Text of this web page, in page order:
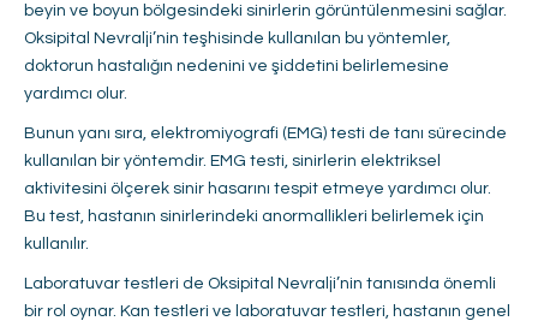
beyin ve boyun bölgesindeki sinirlerin görüntülenmesini sağlar.
Oksipital Nevralji’nin teşhisinde kullanılan bu yöntemler,
doktorun hastalığın nedenini ve şiddetini belirlemesine
yardımcı olur.
Bunun yanı sıra, elektromiyografi (EMG) testi de tanı sürecinde
kullanılan bir yöntemdir. EMG testi, sinirlerin elektriksel
aktivitesini ölçerek sinir hasarını tespit etmeye yardımcı olur.
Bu test, hastanın sinirlerindeki anormallikleri belirlemek için
kullanılır.
Laboratuvar testleri de Oksipital Nevralji’nin tanısında önemli
bir rol oynar. Kan testleri ve laboratuvar testleri, hastanın genel